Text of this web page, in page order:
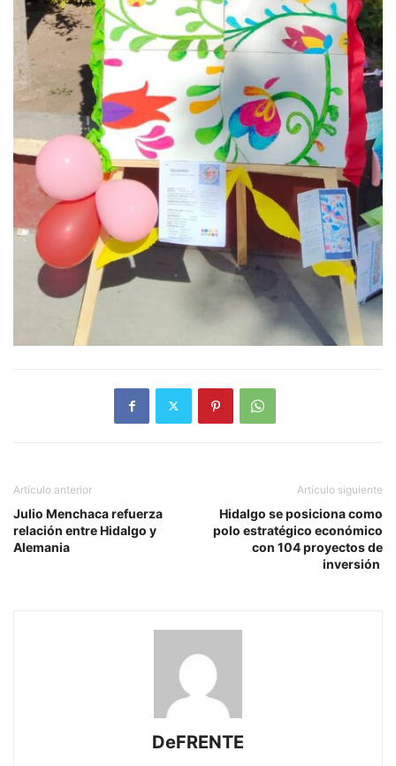
Artículo anterior
Julio Menchaca refuerza
relación entre Hidalgo y
Alemania
Artículo siguiente
Hidalgo se posiciona como
polo estratégico económico
con 104 proyectos de
inversión
DeFRENTE